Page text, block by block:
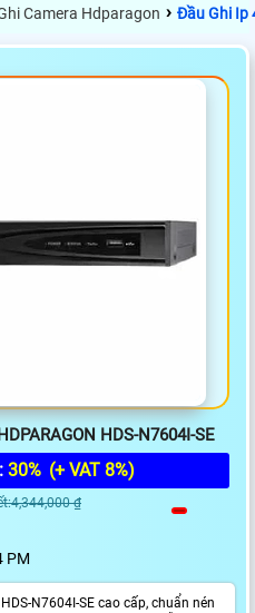
Camera Hdparagon › Đầu Ghi Ip
HDS-N7604I-SE
30% (+ VAT 8%)
₫
PM
N7604I-SE cao cấp, chuẩn nén